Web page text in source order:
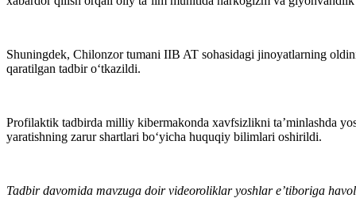
Shuningdek, Chilonzor tumani IIB AT sohasidagi jinoyatlarning
qaratilgan tadbir o‘tkazildi.
Profilaktik tadbirda milliy kibermakonda xavfsizlikni taʼminlashda
yaratishning zarur shartlari bo‘yicha huquqiy bilimlari oshirildi.
Tadbir davomida mavzuga doir videoroliklar yoshlar eʼtiboriga